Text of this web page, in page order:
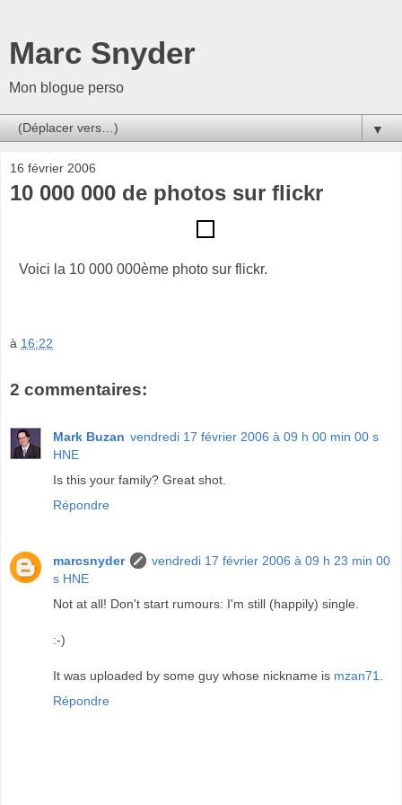
Marc Snyder
Mon blogue perso
▼
16 février 2006
10 000 000 de photos sur flickr
Voici la 10 000 000ème photo sur flickr.
à 16:22
2 commentaires:
Mark Buzan vendredi 17 février 2006 à 09 h 00 min 00 s
HNE
Is this your family? Great shot.
Répondre
marcsnyder
vendredi 17 février 2006 à 09 h 23 min 00
s HNE
Not at all! Don't start rumours: I'm still (happily) single.
:-)
It was uploaded by some guy whose nickname is mzan71
Répondre